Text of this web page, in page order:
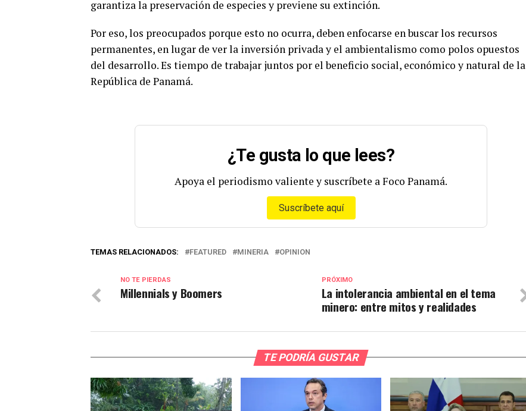
garantiza la preservación de especies y previene su extinción.
Por eso, los preocupados porque esto no ocurra, deben enfocarse en buscar los recursos
permanentes, en lugar de ver la inversión privada y el ambientalismo como polos opuestos
del desarrollo. Es tiempo de trabajar juntos por el beneficio social, económico y natural de la
República de Panamá.
¿Te gusta lo que lees?
Apoya el periodismo valiente y suscríbete a Foco Panamá.
Suscríbete aquí
TEMAS RELACIONADOS: FEATURED MINERIA OPINION
PRÓXIMO
La intolerancia ambiental en el tema
minero: entre mitos y realidades
NO TE PIERDAS
Millennials y Boomers
TE PODRÍA GUSTAR